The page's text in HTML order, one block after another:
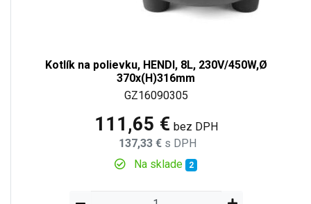
Kotlík na polievku, HENDI, 8L, 230V/450W,Ø
370x(H)316mm
GZ16090305
111,65 € bez DPH
137,33 € s DPH
Na sklade 2